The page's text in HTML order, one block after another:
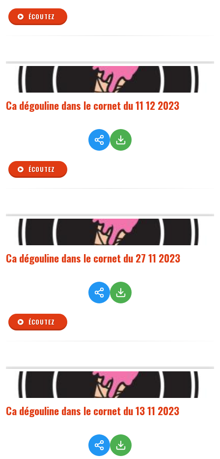
ÉCOUTEZ
Ca dégouline dans le cornet du 11 12 2023
ÉCOUTEZ
Ca dégouline dans le cornet du 27 11 2023
ÉCOUTEZ
Ca dégouline dans le cornet du 13 11 2023